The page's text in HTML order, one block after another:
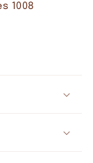
1008